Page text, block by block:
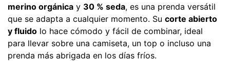
merino orgánica y 30 % seda, es una prenda versátil
que se adapta a cualquier momento. Su corte abierto
y fluido lo hace cómodo y fácil de combinar, ideal
para llevar sobre una camiseta, un top o incluso una
prenda más abrigada en los días fríos.